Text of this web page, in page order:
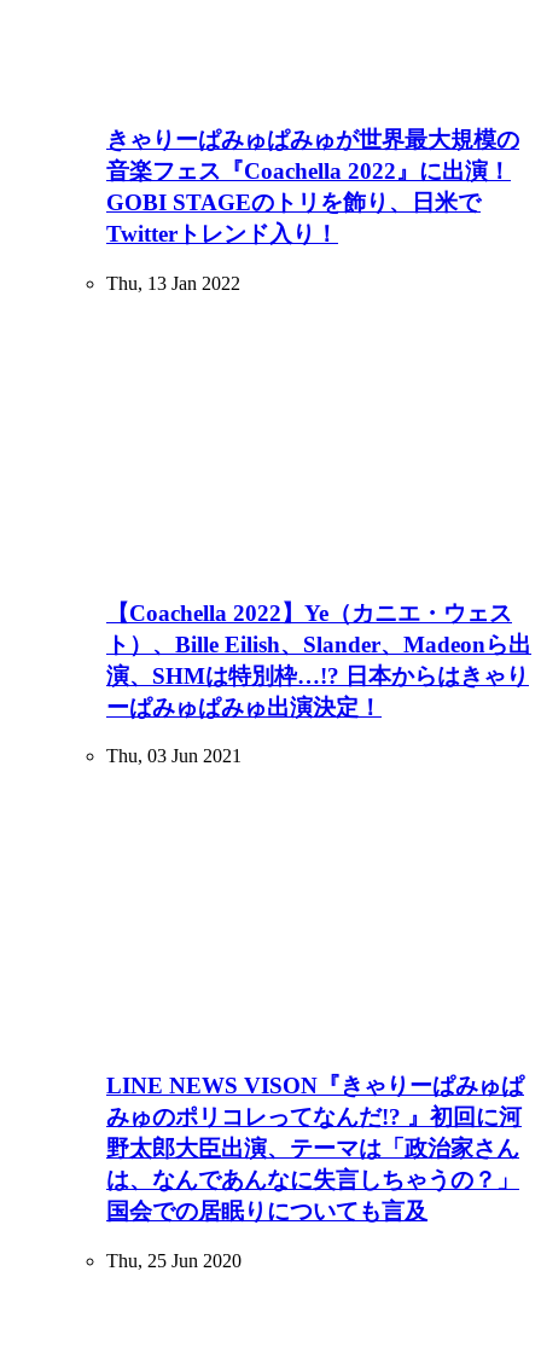
きゃりーぱみゅぱみゅが世界最大規模の
音楽フェス『Coachella 2022』に出演！
GOBI STAGEのトリを飾り、日米で
Twitterトレンド入り！
Thu, 13 Jan 2022
【Coachella 2022】Ye（カニエ・ウェス
ト）、Bille Eilish、Slander、Madeonら出
演、SHMは特別枠…!? 日本からはきゃり
ーぱみゅぱみゅ出演決定！
Thu, 03 Jun 2021
LINE NEWS VISON『きゃりーぱみゅぱ
みゅのポリコレってなんだ!? 』初回に河
野太郎大臣出演、テーマは「政治家さん
は、なんであんなに失言しちゃうの？」
国会での居眠りについても言及
Thu, 25 Jun 2020